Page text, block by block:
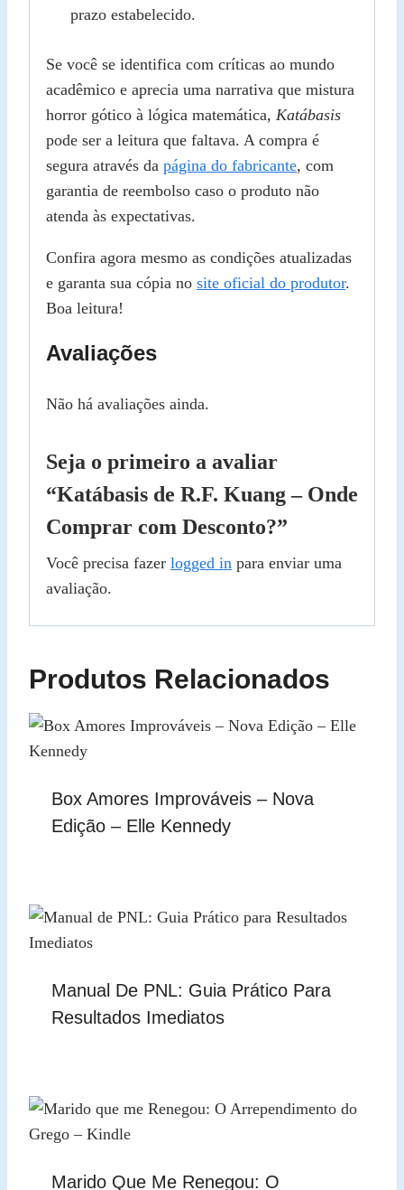
prazo estabelecido.
Se você se identifica com críticas ao mundo
acadêmico e aprecia uma narrativa que mistura
horror gótico à lógica matemática, Katábasis
pode ser a leitura que faltava. A compra é
segura através da página do fabricante, com
garantia de reembolso caso o produto não
atenda às expectativas.
Confira agora mesmo as condições atualizadas
e garanta sua cópia no site oficial do produtor.
Boa leitura!
Avaliações
Não há avaliações ainda.
Seja o primeiro a avaliar
“Katábasis de R.F. Kuang – Onde
Comprar com Desconto?”
Você precisa fazer logged in para enviar uma
avaliação.
Produtos Relacionados
Box Amores Improváveis – Nova
Edição – Elle Kennedy
Manual De PNL: Guia Prático Para
Resultados Imediatos
Marido Que Me Renegou: O